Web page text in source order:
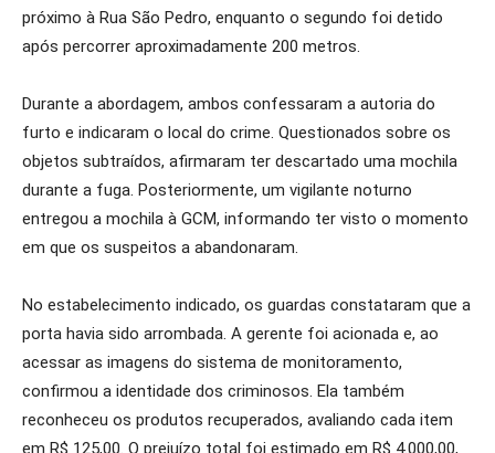
próximo à Rua São Pedro, enquanto o segundo foi detido
após percorrer aproximadamente 200 metros.
Durante a abordagem, ambos confessaram a autoria do
furto e indicaram o local do crime. Questionados sobre os
objetos subtraídos, afirmaram ter descartado uma mochila
durante a fuga. Posteriormente, um vigilante noturno
entregou a mochila à GCM, informando ter visto o momento
em que os suspeitos a abandonaram.
No estabelecimento indicado, os guardas constataram que a
porta havia sido arrombada. A gerente foi acionada e, ao
acessar as imagens do sistema de monitoramento,
confirmou a identidade dos criminosos. Ela também
reconheceu os produtos recuperados, avaliando cada item
em R$ 125,00. O prejuízo total foi estimado em R$ 4.000,00,